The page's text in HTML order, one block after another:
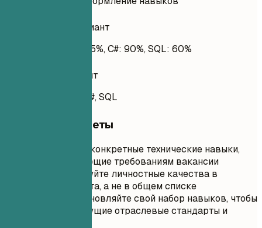
Неудачный вариант
AWS, Azure, Java: 75%, C#: 90%, SQL: 60%
Удачный вариант
AWS, Azure, Java, C#, SQL
Короткие советы
Перечислите конкретные технические навыки,
соответствующие требованиям вакансии
Приоритезируйте личностные качества в
описании опыта, а не в общем списке
Регулярно обновляйте свой набор навыков, чтобы
отражать текущие отраслевые стандарты и